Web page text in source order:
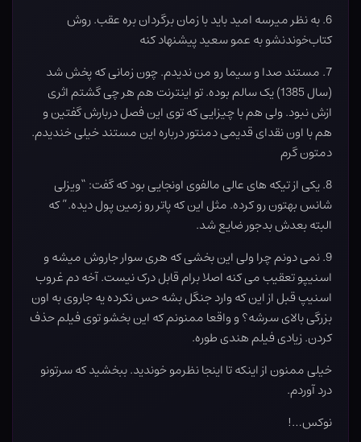
6. به نظر میرسه امید باید با زمان برگردان بره عقب. روش
کتاب‌خوندنشو به عمو سعید پیشنهاد کنه
7. مستند صدا و سیما رو من ندیدم. چون زمانی که پخش شد
(سال 1385) یک سالم بوده. تو اینترنت هم هر چی گشتم اثری
ازش نبود. ولی هم با چیزایی که توی این فصل دربارش گفتین و
هم با اون نقدای قدیمی دمنتور درباره این مستند خیلی خندیدم.
دمتون گرم
8. یکی از تیکه های عالی مالفوی اونجایی بود که گفت: “ویزلی
شانس بهتون رو کرده. مثل این که پاتر رو زمین پول دیده.” که
البته بعدش بدجور ضایع شد.
9. نمی دونم چرا ولی این بخشی که هری سوار جاروش میشه و
اسنیپو تعقیب می کنه اصلا برام قابل درک نیست. آخه دم غروب
اسنیپ قبل از این که وارد جنگل بشه حس نکرده یه جاروی به اون
بزرگی بالای سرشه؟ و واقعا ممنونم که این بخشو توی فیلم حذف
کردن. زیادی فیلم هندی طوره.
خیلی ممنون از اینکه تا اینجا نظرمو خوندید. ببخشید که سرتونو
درد آوردم.
نوکس…!